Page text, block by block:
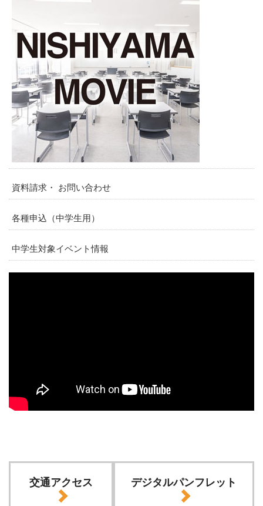
資料請求・ お問い合わせ
各種申込（中学生用）
中学生対象イベント情報
交通アクセス デジタルパンフレット